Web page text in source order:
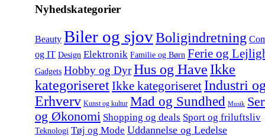
Nyhedskategorier
Beauty Biler og sjovBoligindretning
og IT Design Elektronik Familie og Børn Ferie og
Gadgets Hobby og DyrHus og Have Ikke
kategoriseretIkke kategoriseret Industri og
Erhverv Kunst og kultur Mad og Sundhed Musik
og Økonomi Shopping og deals Sport og friluftsliv
Teknologi Tøj og Mode Uddannelse og Ledelse